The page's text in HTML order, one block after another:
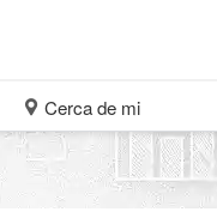
Cerca de mi